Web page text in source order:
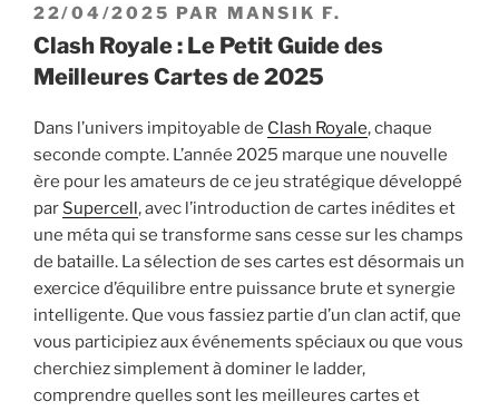
PUBLIÉ
LE
22/04/2025 PAR MANSIK F.
Clash Royale : Le Petit Guide des
Meilleures Cartes de 2025
Dans l’univers impitoyable de Clash Royale, chaque
seconde compte. L’année 2025 marque une nouvelle
ère pour les amateurs de ce jeu stratégique développé
par Supercell , avec l’introduction de cartes inédites et
une méta qui se transforme sans cesse sur les champs
de bataille. La sélection de ses cartes est désormais un
exercice d’équilibre entre puissance brute et synergie
intelligente. Que vous fassiez partie d’un clan actif, que
vous participiez aux événements spéciaux ou que vous
cherchiez simplement à dominer le ladder,
comprendre quelles sont les meilleures cartes et